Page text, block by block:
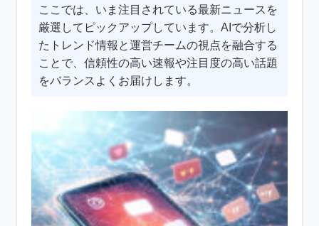
ここでは、いま注目されている最新ニュースを
厳選してピックアップしています。AIで分析し
たトレンド情報と運営チームの視点を融合する
ことで、信頼性の高い速報や注目度の高い話題
をバランスよくお届けします。